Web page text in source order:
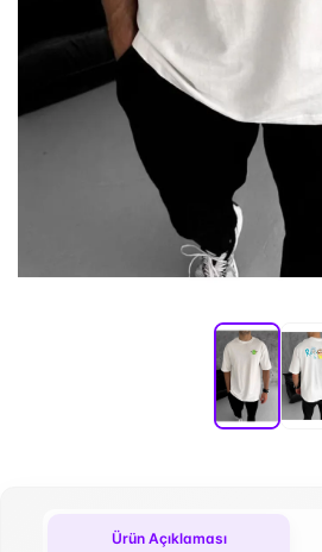
Ürün Açıklaması